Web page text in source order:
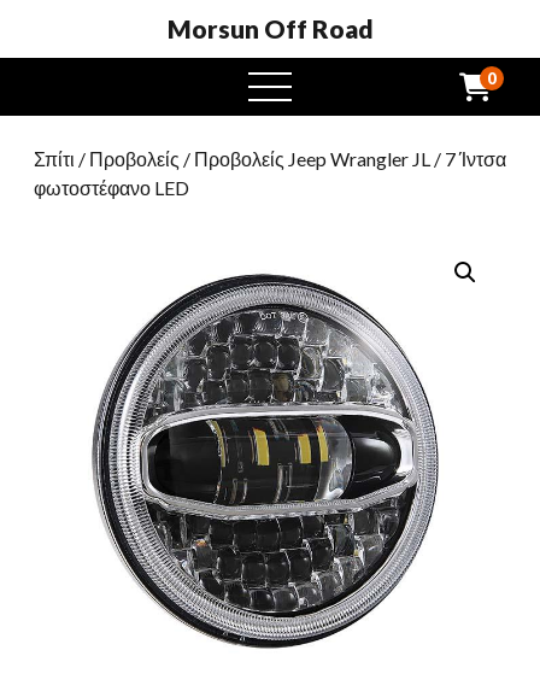
Morsun Off Road
μενού 0
Σπίτι / Προβολείς / Προβολείς Jeep Wrangler JL / 7 Ίντσα
φωτοστέφανο LED